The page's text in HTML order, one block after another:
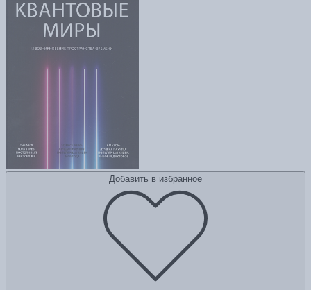
Добавить в избранное